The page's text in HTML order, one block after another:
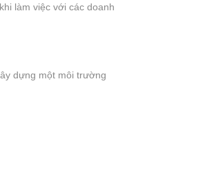
làm việc với các doanh
dựng một môi trường